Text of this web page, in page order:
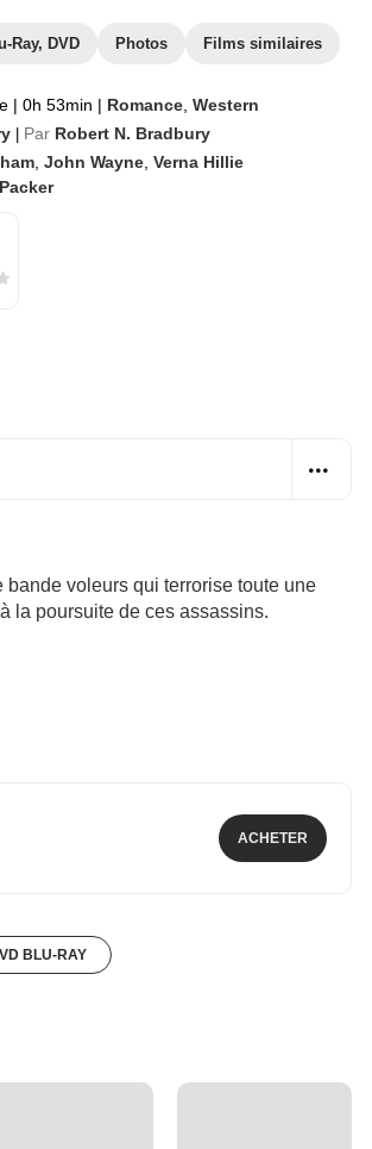
Ray, DVD Photos Films similaires
| 0h 53min | Romance Western
Par Robert N. Bradbury
John Wayne Verna Hillie
voleurs qui terrorise toute une
la poursuite de ces assassins.
ACHETER
BLU-RAY